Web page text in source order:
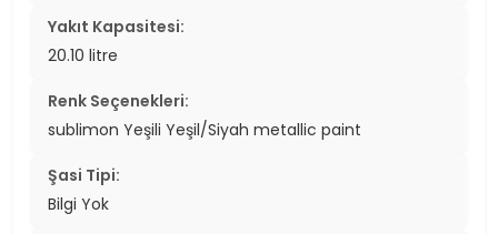
Yakıt Kapasitesi:
20.10 litre
Renk Seçenekleri:
sublimon Yeşili Yeşil/Siyah metallic paint
Şasi Tipi:
Bilgi Yok